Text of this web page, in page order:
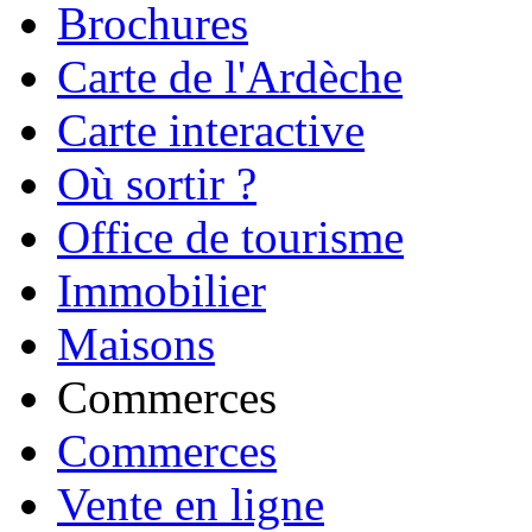
Brochures
Carte de l'Ardèche
Carte interactive
Où sortir ?
Office de tourisme
Immobilier
Maisons
Commerces
Commerces
Vente en ligne